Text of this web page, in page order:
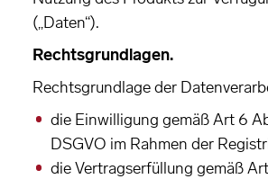
(„Daten“).
Rechtsgrundlagen.
Rechtsgrundlage der
die Einwilligung gemäß Art 6
DSGVO im Rahmen der
die Vertragserfüllung gemäß